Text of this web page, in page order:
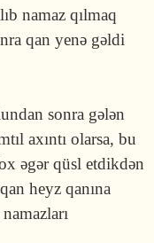
namaz qılmaq
qan yenə gəldi
sonra gələn
axıntı olarsa, bu
əgər qüsl etdikdən
heyz qanına